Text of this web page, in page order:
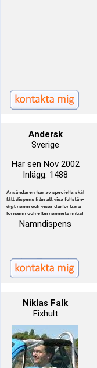
Andersk
Sverige
Här sen Nov 2002
Inlägg: 1488
Namndispens
Niklas Falk
Fixhult